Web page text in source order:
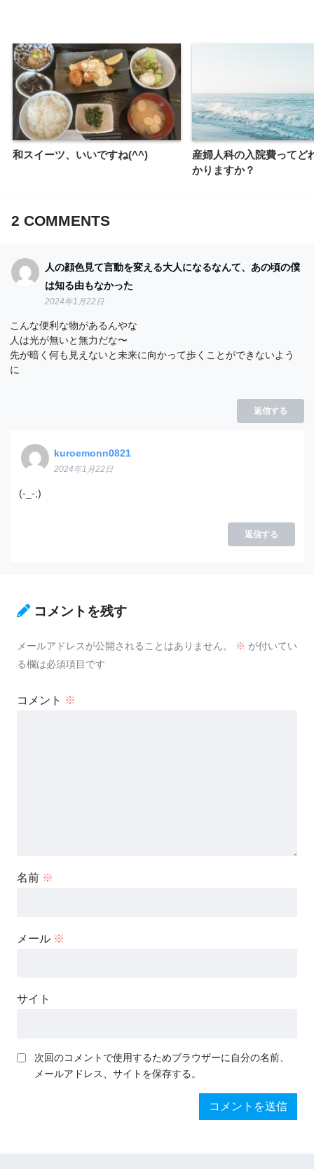
和スイーツ、いいですね(^^)
産婦人科の入院費ってど
かりますか？
2 COMMENTS
人の顔色見て言動を変える大人になるなんて、あの頃の僕
は知る由もなかった
2024年1月22日
こんな便利な物があるんやな
人は光が無いと無力だな〜
先が暗く何も見えないと未来に向かって歩くことができないよう
に
返信する
kuroemonn0821
2024年1月22日
(-_-;)
返信する
コメントを残す
メールアドレスが公開されることはありません。 ※ が付いてい
る欄は必須項目です
コメント ※
名前 ※
メール ※
サイト
次回のコメントで使用するためブラウザーに自分の名前、
メールアドレス、サイトを保存する。